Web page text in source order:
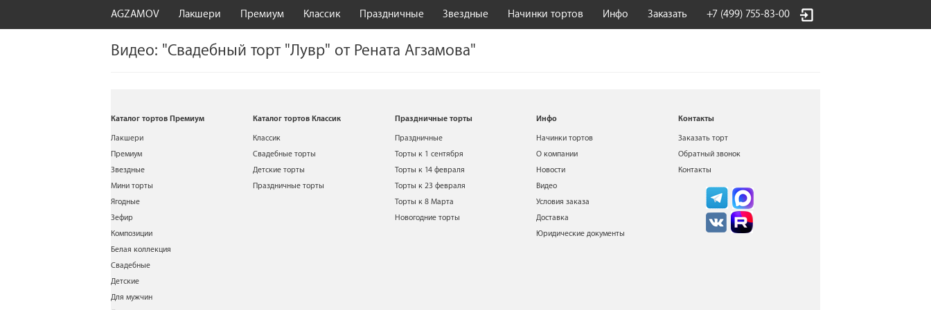
AGZAMOV Лакшери Премиум Классик Праздничные Звездные Начинки тортов Инфо Заказать +7 (499) 755-83-00
Видео: "Свадебный торт "Лувр" от Рената Агзамова"
Каталог тортов Премиум
Лакшери
Премиум
Звездные
Мини торты
Ягодные
Зефир
Композиции
Белая коллекция
Свадебные
Детские
Для мужчин
Каталог тортов Классик
Классик
Свадебные торты
Детские торты
Праздничные торты
Праздничные торты
Праздничные
Торты к 1 сентября
Торты к 14 февраля
Торты к 23 февраля
Торты к 8 Марта
Новогодние торты
Инфо
Начинки тортов
О компании
Новости
Видео
Условия заказа
Доставка
Юридические документы
Контакты
Заказать торт
Обратный звонок
Контакты